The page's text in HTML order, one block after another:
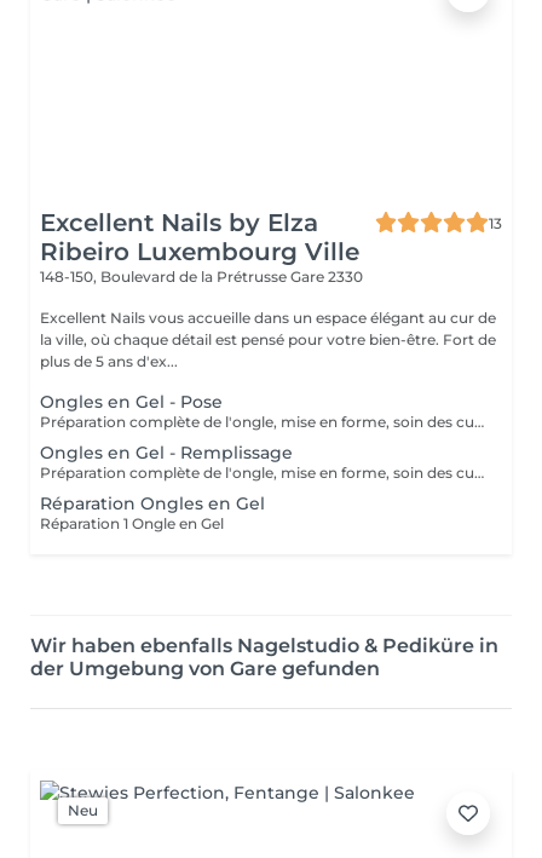
Excellent Nails by Elza
Ribeiro Luxembourg Ville
13
148-150, Boulevard de la Prétrusse Gare 2330
Excellent Nails vous accueille dans un espace élégant au cur de
la ville, où chaque détail est pensé pour votre bien-être. Fort de
plus de 5 ans d'ex...
Ongles en Gel - Pose
Préparation complète de l'ongle, mise en forme, soin des cuticules et pose gel chablon avec la couleur de votre choix.
Ongles en Gel - Remplissage
Préparation complète de l'ongle, mise en forme, soin des cuticules et remplissage acrylique avec la couleur de votre choix.
Réparation Ongles en Gel
Réparation 1 Ongle en Gel
Wir haben ebenfalls Nagelstudio & Pediküre in
der Umgebung von Gare gefunden
Neu